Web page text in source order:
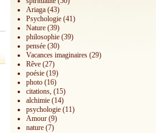
Ariaga (43)
Psychologie (41)
Nature (39)
philosophie (39)
pensée (30)
Vacances imaginaires (29)
Rêve (27)
poésie (19)
photo (16)
citations, (15)
alchimie (14)
psychologie (11)
Amour (9)
nature (7)